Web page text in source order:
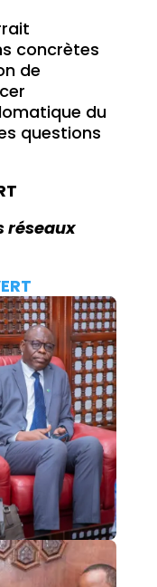
concrètes
de
du
questions
réseaux